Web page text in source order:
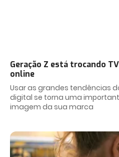
Geração Z está trocando
online
Usar as grandes tendências
digital se torna uma
imagem da sua marca